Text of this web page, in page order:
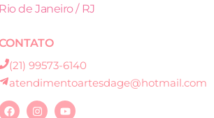
Rio de Janeiro / RJ
(21) 99573-6140
atendimentoartesdage@hotmail.com